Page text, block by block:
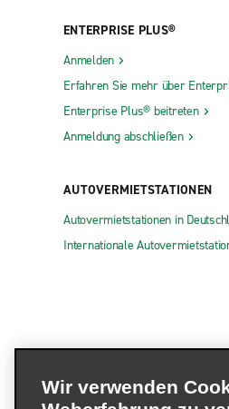
ENTERPRISE PLUS®
Anmelden
Erfahren Sie mehr über
Enterprise Plus® beitreten
Anmeldung abschließen
AUTOVERMIETSTATIONEN
Autovermietstationen in
Internationale
Wir verwenden